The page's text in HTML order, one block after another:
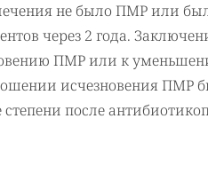
не было ПМР или
через 2 года.
ПМР или к
исчезновения ПМР
после